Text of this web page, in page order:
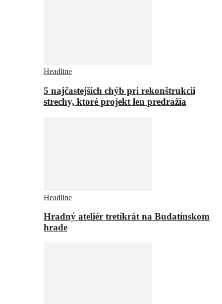
Headline
5 najčastejších chýb pri rekonštrukcii
strechy, ktoré projekt len predražia
Headline
Hradný ateliér tretíkrát na Budatínskom
hrade